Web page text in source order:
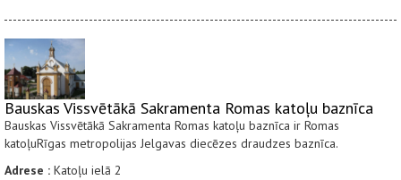
Bauskas Vissvētākā Sakramenta Romas katoļu baznīca
Bauskas Vissvētākā Sakramenta Romas katoļu baznīca ir Romas
katoļuRīgas metropolijas Jelgavas diecēzes draudzes baznīca.
Adrese : Katoļu ielā 2